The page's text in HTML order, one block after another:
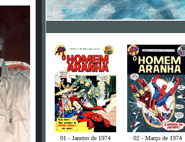
01 - Janeiro de 1974
02 - Março de 1974